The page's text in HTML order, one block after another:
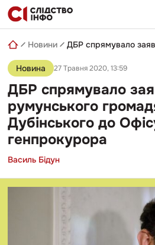
Skip
to
content
пошуковий
запит
Новини
Новина 27 Травня 2020, 13:59
ДБР спрямувало
румунського
Дубінського до
генпрокурора
Василь Бідун